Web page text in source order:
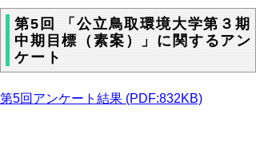
第5回 「公立鳥取環境大学第３期
中期目標（素案）」に関するアン
ケート
第5回アンケート結果 (PDF:832KB)